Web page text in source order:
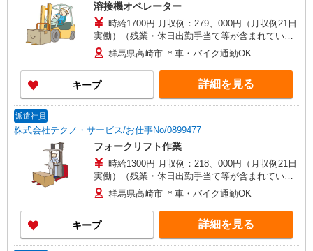
溶接機オペレーター
時給1700円 月収例：279、000円（月収例21日
実働）（残業・休日出勤手当て等が含まれていま
す） 交通費全額支給
群馬県高崎市 ＊車・バイク通勤OK
キープ 詳細を見る
派遣社員
株式会社テクノ・サービス/お仕事No/0899477
フォークリフト作業
時給1300円 月収例：218、000円（月収例21日
実働）（残業・休日出勤手当て等が含まれていま
す） 交通費全額支給
群馬県高崎市 ＊車・バイク通勤OK
キープ 詳細を見る